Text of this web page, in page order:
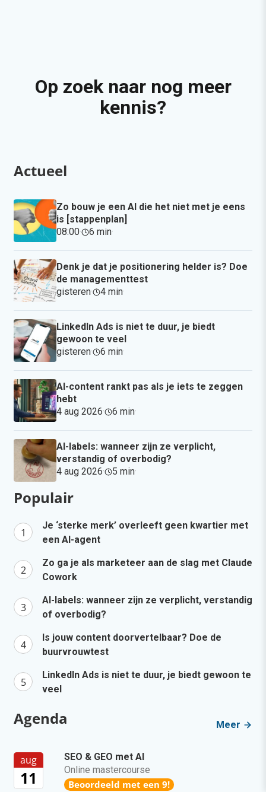
Op zoek naar nog meer
kennis?
Actueel
Zo bouw je een AI die het niet met je eens
is [stappenplan]
08:00· 6 min·
Denk je dat je positionering helder is? Doe
de managementtest
gisteren· 4 min·
LinkedIn Ads is niet te duur, je biedt
gewoon te veel
gisteren· 6 min·
AI-content rankt pas als je iets te zeggen
hebt
4 aug 2026· 6 min·
AI-labels: wanneer zijn ze verplicht,
verstandig of overbodig?
4 aug 2026· 5 min·
Populair
Je ‘sterke merk’ overleeft geen kwartier met
een AI-agent
Zo ga je als marketeer aan de slag met Claude
Cowork
AI-labels: wanneer zijn ze verplicht, verstandig
of overbodig?
Is jouw content doorvertelbaar? Doe de
buurvrouwtest
LinkedIn Ads is niet te duur, je biedt gewoon te
veel
Agenda Meer
aug
11
SEO & GEO met AI
Online mastercourse
Beoordeeld met een 9!